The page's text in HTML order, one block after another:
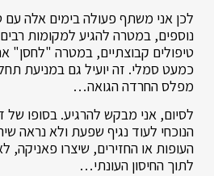
לכן אני משתף פעולה בימים אלה
נוספים, במטרה להגיע למקומות
טיפולים קבוצתיים, במטרה "לחסן"
כמעט סמלי. זה יועיל גם במניעת
מפלס החרדה הגואה…
לסיום, אני מבקש להרגיע. בסופו של
הנוכחי לעוד נגיף שפעת ולא נראה
העופות או החזירים, שיצרו פאניקה,
לתוך החיסון העונתי…